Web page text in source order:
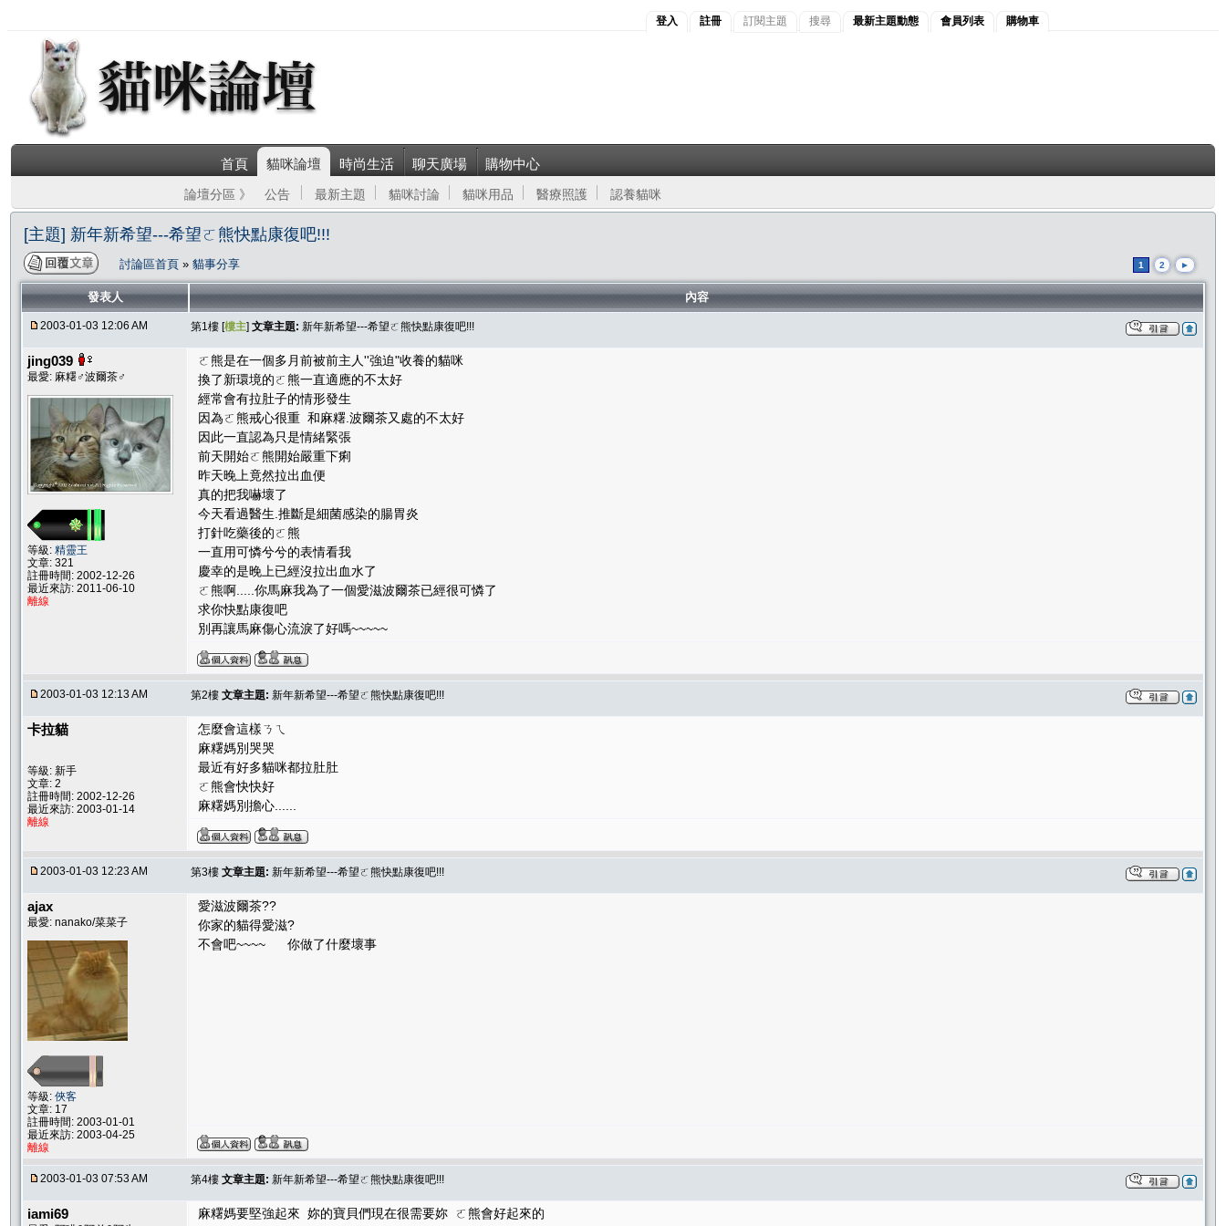
登入 註冊 訂閱主題 搜尋 最新主題動態 會員列表 購物車
首頁 貓咪論壇 時尚生活 聊天廣場 購物中心
論壇分區 》 公告 最新主題 貓咪討論 貓咪用品 醫療照護 認養貓咪
[主題] 新年新希望---希望ㄛ熊快點康復吧!!!
討論區首頁 » 貓事分享 1 2 ►
發表人 內容
2003-01-03 12:06 AM 第1樓 [樓主] 文章主題: 新年新希望---希望ㄛ熊快點康復吧!!!
jing039
最愛: 麻糬♂波爾茶♂
等級: 精靈王
文章: 321
註冊時間: 2002-12-26
最近來訪: 2011-06-10
離線
ㄛ熊是在一個多月前被前主人''強迫"收養的貓咪
換了新環境的ㄛ熊一直適應的不太好
經常會有拉肚子的情形發生
因為ㄛ熊戒心很重 和麻糬.波爾茶又處的不太好
因此一直認為只是情緒緊張
前天開始ㄛ熊開始嚴重下痢
昨天晚上竟然拉出血便
真的把我嚇壞了
今天看過醫生.推斷是細菌感染的腸胃炎
打針吃藥後的ㄛ熊
一直用可憐兮兮的表情看我
慶幸的是晚上已經沒拉出血水了
ㄛ熊啊.....你馬麻我為了一個愛滋波爾茶已經很可憐了
求你快點康復吧
別再讓馬麻傷心流淚了好嗎~~~~~
2003-01-03 12:13 AM 第2樓 文章主題: 新年新希望---希望ㄛ熊快點康復吧!!!
卡拉貓
等級: 新手
文章: 2
註冊時間: 2002-12-26
最近來訪: 2003-01-14
離線
怎麼會這樣ㄋㄟ
麻糬媽別哭哭
最近有好多貓咪都拉肚肚
ㄛ熊會快快好
麻糬媽別擔心......
2003-01-03 12:23 AM 第3樓 文章主題: 新年新希望---希望ㄛ熊快點康復吧!!!
ajax
最愛: nanako/菜菜子
等級: 俠客
文章: 17
註冊時間: 2003-01-01
最近來訪: 2003-04-25
離線
愛滋波爾茶??
你家的貓得愛滋?
不會吧~~~~ 你做了什麼壞事
2003-01-03 07:53 AM 第4樓 文章主題: 新年新希望---希望ㄛ熊快點康復吧!!!
iami69 麻糬媽要堅強起來 妳的寶貝們現在很需要妳 ㄛ熊會好起來的